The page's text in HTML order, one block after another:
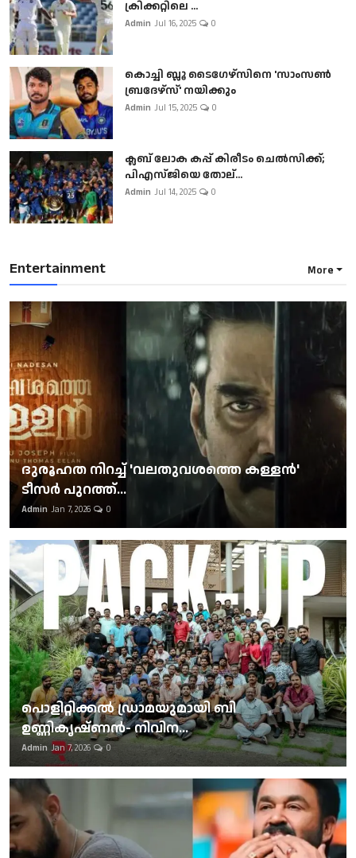
ക്രിക്കറ്റിലെ ...
Admin Jul 16, 2025 0
കൊച്ചി ബ്ലൂ ടൈഗേഴ്സിനെ 'സാംസൺ
ബ്രദേഴ്സ്' നയിക്കും
Admin Jul 15, 2025 0
ക്ലബ് ലോക കപ്പ് കിരീടം ചെല്‍സിക്ക്;
പിഎസ്ജിയെ തോല്...
Admin Jul 14, 2025 0
Entertainment More
ദുരൂഹത നിറച്ച് 'വലതുവശത്തെ കള്ളന്‍'
ടീസര്‍ പുറത്ത്...
Admin Jan 7, 2026 0
പൊളിറ്റിക്കല്‍ ഡ്രാമയുമായി ബി
ഉണ്ണികൃഷ്ണന്‍- നിവിന...
Admin Jan 7, 2026 0